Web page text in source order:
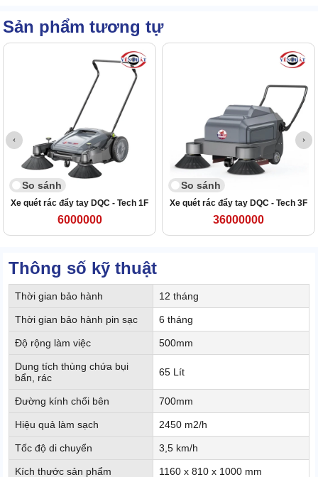
Sản phẩm tương tự
So sánh
Xe quét rác đẩy tay DQC - Tech 1F
6000000
So sánh
Xe quét rác đẩy tay DQC - Tech 3F
36000000
Thông số kỹ thuật
Thời gian bảo hành 12 tháng
Thời gian bảo hành pin sạc 6 tháng
Độ rộng làm việc 500mm
Dung tích thùng chứa bụi
bẩn, rác
65 Lít
Đường kính chổi bên 700mm
Hiệu quả làm sạch 2450 m2/h
Tốc độ di chuyển 3,5 km/h
Kích thước sản phẩm 1160 x 810 x 1000 mm